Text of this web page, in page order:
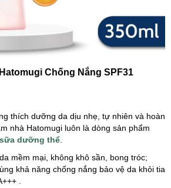
Chống Nắng SPF31
thích dưỡng da dịu nhẹ, tự nhiên và hoàn
nhà Hatomugi luôn là dòng sản phẩm
sữa dưỡng thể
mềm mại, không khô sần, bong tróc;
khả năng chống nắng bảo vệ da khỏi tia
.